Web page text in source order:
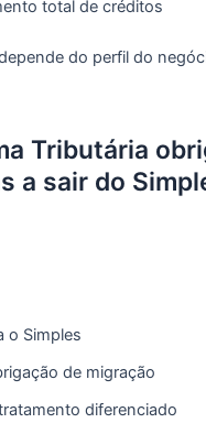
total de créditos
do perfil do
Tributária
a sair do
o Simples
de migração
diferenciado